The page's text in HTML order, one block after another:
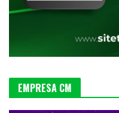
EMPRESA CM